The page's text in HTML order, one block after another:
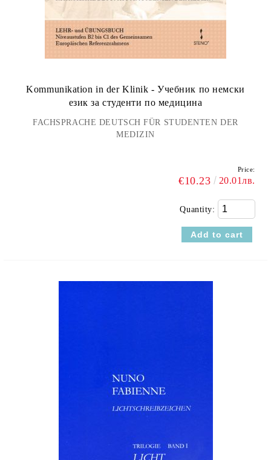
Kommunikation in der Klinik - Учебник по немски
език за студенти по медицина
FACHSPRACHE DEUTSCH FÜR STUDENTEN DER
MEDIZIN
Price:
€10.23 20.01лв.
Quantity: